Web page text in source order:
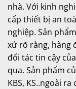
nhà. Với kinh
cấp thiết bị an
nghiệp. Sản
xứ rõ ràng, hàng
đối tác tin cậy
qua. Sản phẩm
KBS, KS..ngoài